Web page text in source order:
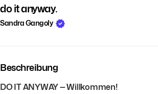
do it anyway.
Sandra Gangoly
Beschreibung
DO IT ANYWAY — Willkommen!